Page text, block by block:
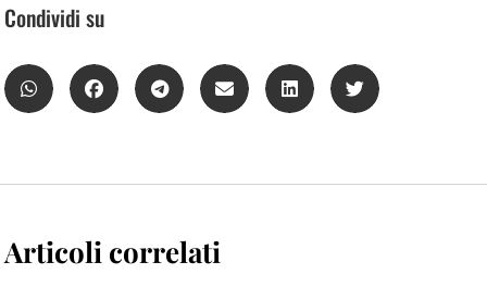
Condividi su
Articoli correlati